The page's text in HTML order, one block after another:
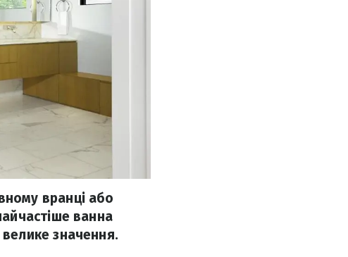
вранці або
ванна
значення.